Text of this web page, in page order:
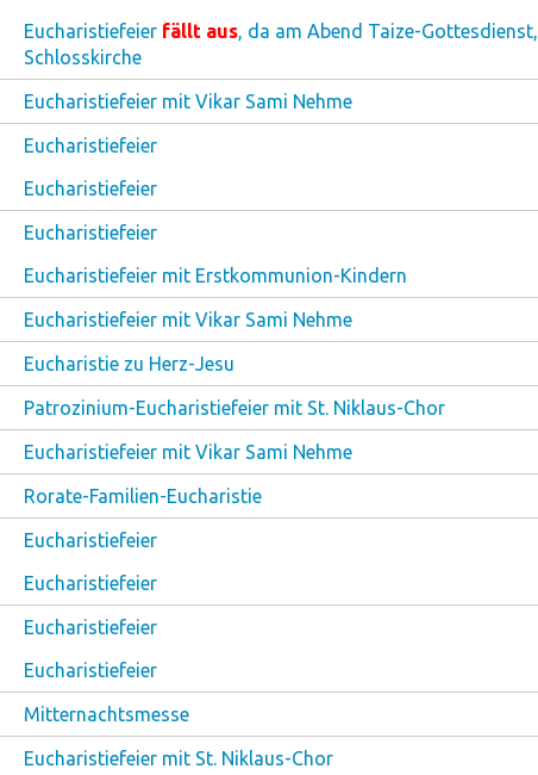
Eucharistiefeier fällt aus, da am Abend Taize-Gottesdienst,
Schlosskirche
Eucharistiefeier mit Vikar Sami Nehme
Eucharistiefeier
Eucharistiefeier
Eucharistiefeier
Eucharistiefeier mit Erstkommunion-Kindern
Eucharistiefeier mit Vikar Sami Nehme
Eucharistie zu Herz-Jesu
Patrozinium-Eucharistiefeier mit St. Niklaus-Chor
Eucharistiefeier mit Vikar Sami Nehme
Rorate-Familien-Eucharistie
Eucharistiefeier
Eucharistiefeier
Eucharistiefeier
Eucharistiefeier
Mitternachtsmesse
Eucharistiefeier mit St. Niklaus-Chor